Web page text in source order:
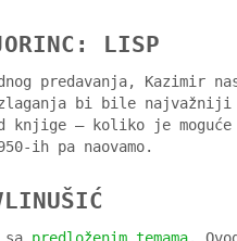
LISP
predavanja, Kazimir
izlaganja bi bile
knjige – koliko je
ih pa naovamo.